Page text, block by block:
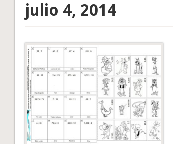
julio 4, 2014